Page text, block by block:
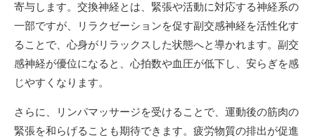
寄与します。交換神経とは、緊張や活動に対応する神経系の
一部ですが、リラクゼーションを促す副交感神経を活性化す
ることで、心身がリラックスした状態へと導かれます。副交
感神経が優位になると、心拍数や血圧が低下し、安らぎを感
じやすくなります。
さらに、リンパマッサージを受けることで、運動後の筋肉の
緊張を和らげることも期待できます。疲労物質の排出が促進